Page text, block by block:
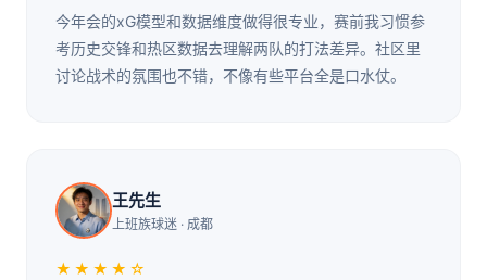
今年会的xG模型和数据维度做得很专业，赛前我习惯参
考历史交锋和热区数据去理解两队的打法差异。社区里
讨论战术的氛围也不错，不像有些平台全是口水仗。
王先生
上班族球迷 · 成都
★★★★☆